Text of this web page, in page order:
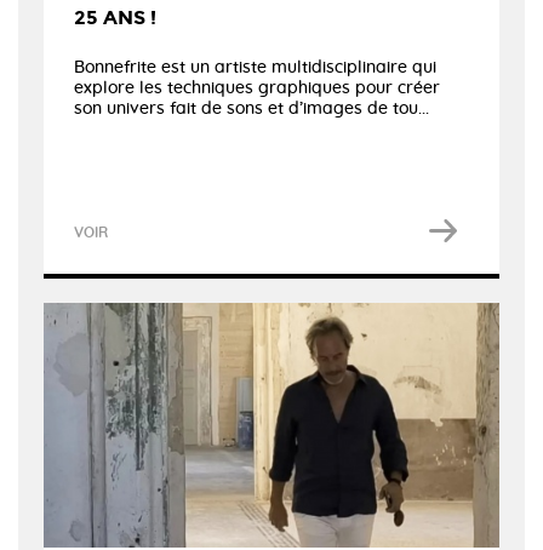
25 ANS !
Bonnefrite est un artiste multidisciplinaire qui
explore les techniques graphiques pour créer
son univers fait de sons et d’images de tou...
VOIR